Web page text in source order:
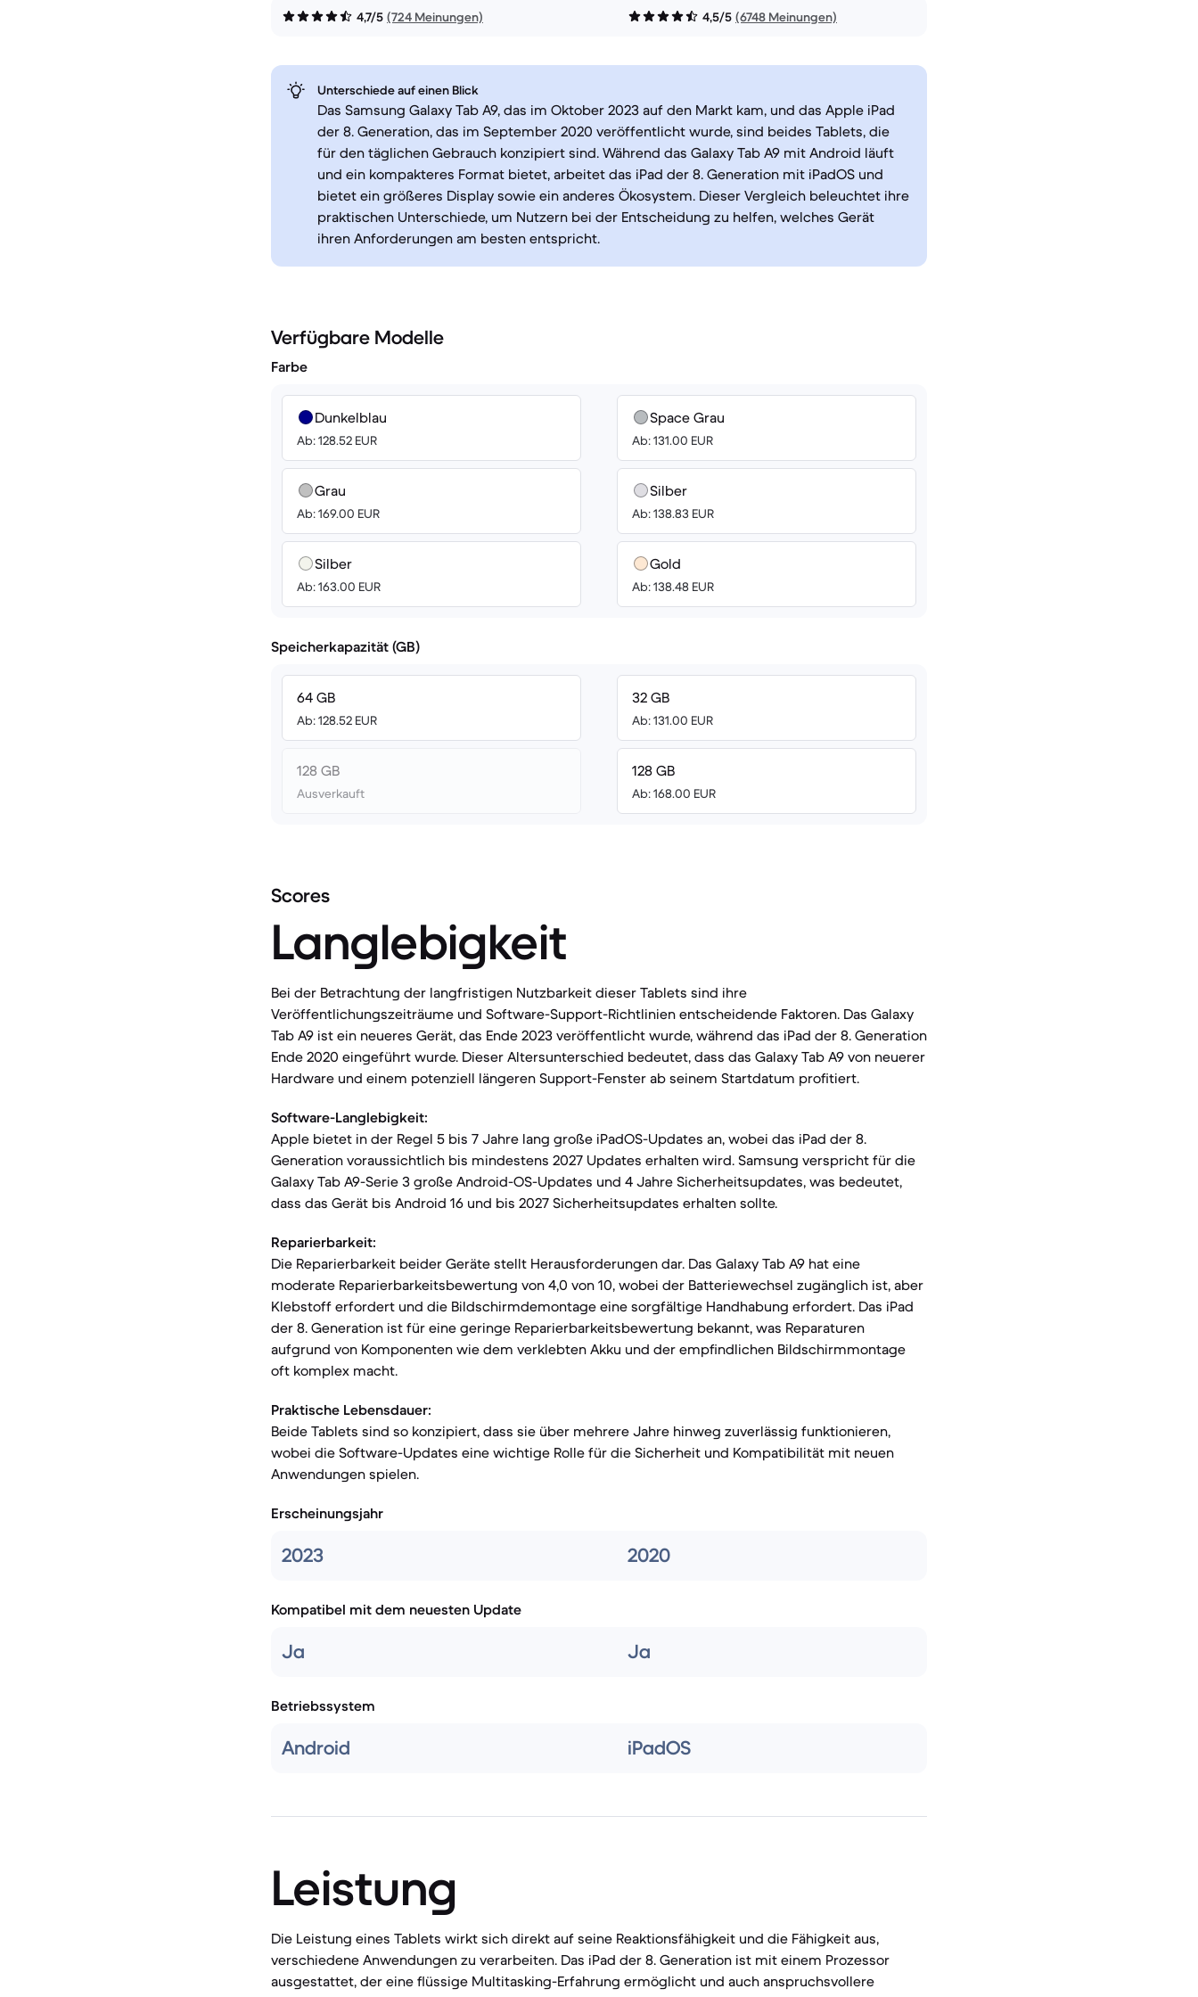
4,7/5 (724 Meinungen) 4,5/5 (6748 Meinungen)
Unterschiede auf einen Blick
Das Samsung Galaxy Tab A9, das im Oktober 2023 auf den Markt kam, und das Apple iPad
der 8. Generation, das im September 2020 veröffentlicht wurde, sind beides Tablets, die
für den täglichen Gebrauch konzipiert sind. Während das Galaxy Tab A9 mit Android läuft
und ein kompakteres Format bietet, arbeitet das iPad der 8. Generation mit iPadOS und
bietet ein größeres Display sowie ein anderes Ökosystem. Dieser Vergleich beleuchtet ihre
praktischen Unterschiede, um Nutzern bei der Entscheidung zu helfen, welches Gerät
ihren Anforderungen am besten entspricht.
Verfügbare Modelle
Farbe
Dunkelblau
Ab: 128.52 EUR
Grau
Ab: 169.00 EUR
Silber
Ab: 163.00 EUR
Space Grau
Ab: 131.00 EUR
Silber
Ab: 138.83 EUR
Gold
Ab: 138.48 EUR
Speicherkapazität (GB)
64 GB
Ab: 128.52 EUR
128 GB
Ausverkauft
32 GB
Ab: 131.00 EUR
128 GB
Ab: 168.00 EUR
Scores
Langlebigkeit
Bei der Betrachtung der langfristigen Nutzbarkeit dieser Tablets sind ihre
Veröffentlichungszeiträume und Software-Support-Richtlinien entscheidende Faktoren. Das Galaxy
Tab A9 ist ein neueres Gerät, das Ende 2023 veröffentlicht wurde, während das iPad der 8. Generation
Ende 2020 eingeführt wurde. Dieser Altersunterschied bedeutet, dass das Galaxy Tab A9 von neuerer
Hardware und einem potenziell längeren Support-Fenster ab seinem Startdatum profitiert.
Software-Langlebigkeit:
Apple bietet in der Regel 5 bis 7 Jahre lang große iPadOS-Updates an, wobei das iPad der 8.
Generation voraussichtlich bis mindestens 2027 Updates erhalten wird. Samsung verspricht für die
Galaxy Tab A9-Serie 3 große Android-OS-Updates und 4 Jahre Sicherheitsupdates, was bedeutet,
dass das Gerät bis Android 16 und bis 2027 Sicherheitsupdates erhalten sollte.
Reparierbarkeit:
Die Reparierbarkeit beider Geräte stellt Herausforderungen dar. Das Galaxy Tab A9 hat eine
moderate Reparierbarkeitsbewertung von 4,0 von 10, wobei der Batteriewechsel zugänglich ist, aber
Klebstoff erfordert und die Bildschirmdemontage eine sorgfältige Handhabung erfordert. Das iPad
der 8. Generation ist für eine geringe Reparierbarkeitsbewertung bekannt, was Reparaturen
aufgrund von Komponenten wie dem verklebten Akku und der empfindlichen Bildschirmmontage
oft komplex macht.
Praktische Lebensdauer:
Beide Tablets sind so konzipiert, dass sie über mehrere Jahre hinweg zuverlässig funktionieren,
wobei die Software-Updates eine wichtige Rolle für die Sicherheit und Kompatibilität mit neuen
Anwendungen spielen.
Erscheinungsjahr
2023 2020
Kompatibel mit dem neuesten Update
Ja Ja
Betriebssystem
Android iPadOS
Leistung
Die Leistung eines Tablets wirkt sich direkt auf seine Reaktionsfähigkeit und die Fähigkeit aus,
verschiedene Anwendungen zu verarbeiten. Das iPad der 8. Generation ist mit einem Prozessor
ausgestattet, der eine flüssige Multitasking-Erfahrung ermöglicht und auch anspruchsvollere